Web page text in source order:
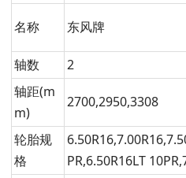
名称 东风牌
轴数
2
轴距(m
m)
2700,2950,3308
轮胎规
格
PR,6.50R16LT